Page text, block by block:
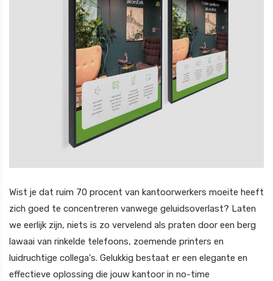
Wist je dat ruim 70 procent van kantoorwerkers moeite heeft
zich goed te concentreren vanwege geluidsoverlast? Laten
we eerlijk zijn, niets is zo vervelend als praten door een berg
lawaai van rinkelde telefoons, zoemende printers en
luidruchtige collega's. Gelukkig bestaat er een elegante en
effectieve oplossing die jouw kantoor in no-time